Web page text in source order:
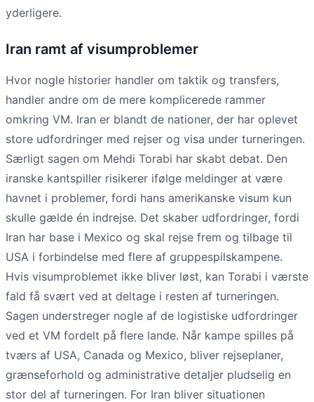
yderligere.
Iran ramt af visumproblemer
Hvor nogle historier handler om taktik og transfers,
handler andre om de mere komplicerede rammer
omkring VM. Iran er blandt de nationer, der har oplevet
store udfordringer med rejser og visa under turneringen.
Særligt sagen om Mehdi Torabi har skabt debat. Den
iranske kantspiller risikerer ifølge meldinger at være
havnet i problemer, fordi hans amerikanske visum kun
skulle gælde én indrejse. Det skaber udfordringer, fordi
Iran har base i Mexico og skal rejse frem og tilbage til
USA i forbindelse med flere af gruppespilskampene.
Hvis visumproblemet ikke bliver løst, kan Torabi i værste
fald få svært ved at deltage i resten af turneringen.
Sagen understreger nogle af de logistiske udfordringer
ved et VM fordelt på flere lande. Når kampe spilles på
tværs af USA, Canada og Mexico, bliver rejseplaner,
grænseforhold og administrative detaljer pludselig en
stor del af turneringen. For Iran bliver situationen